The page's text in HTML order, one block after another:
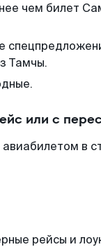
чем билет
Тамчы.
или с
в
рейсы и